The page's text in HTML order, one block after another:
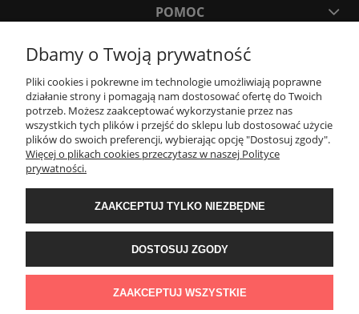
POMOC
MOJE KONTO
PŁATNOŚCI I DOSTAWA
KONTAKT
Wyposażenie łazienek Łazienki.eco | Pawła 23, 41-708 Ruda Śląska | E-mail:
sklep@lazienki.eco | Tel.: 600 012 164 lub 600 012 159 | TGS Przemysław
Stoń | NIP: 6312213594 | REGON: 276403698
Dbamy o Twoją prywatność
Pliki cookies i pokrewne im technologie umożliwiają poprawne
działanie strony i pomagają nam dostosować ofertę do Twoich
potrzeb. Możesz zaakceptować wykorzystanie przez nas
wszystkich tych plików i przejść do sklepu lub dostosować użycie
plików do swoich preferencji, wybierając opcję "Dostosuj zgody".
Więcej o plikach cookies przeczytasz w naszej Polityce
prywatności.
ZAAKCEPTUJ TYLKO NIEZBĘDNE
DOSTOSUJ ZGODY
ZAAKCEPTUJ WSZYSTKIE